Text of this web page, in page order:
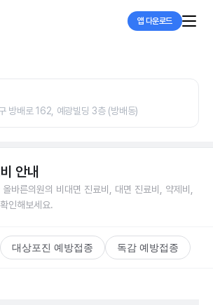
앱 다운로드
방배로 162, 예광빌딩 3층 (방배동)
안내
올바른의원의 비대면 진료비, 대면 진료비, 약제비,
인해보세요.
대상포진 예방접종 독감 예방접종